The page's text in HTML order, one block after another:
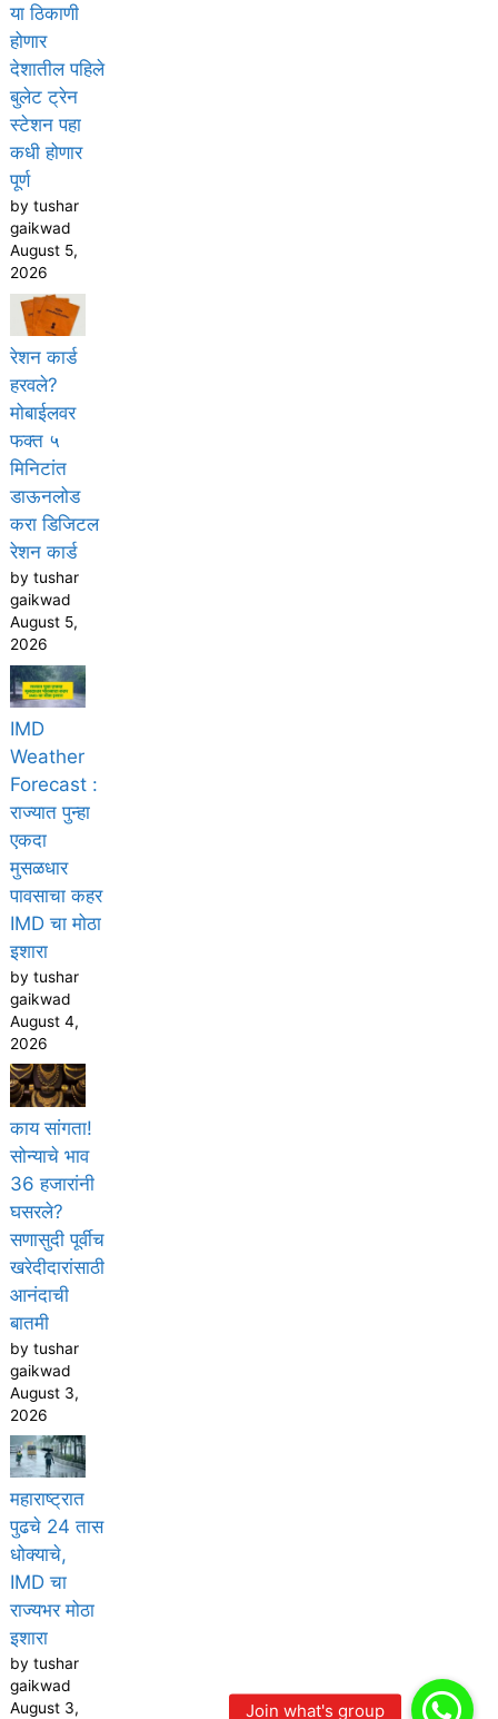
या ठिकाणी
होणार
देशातील पहिले
बुलेट ट्रेन
स्टेशन पहा
कधी होणार
पूर्ण
by tushar
gaikwad
August 5,
2026
रेशन कार्ड
हरवले?
मोबाईलवर
फक्त ५
मिनिटांत
डाऊनलोड
करा डिजिटल
रेशन कार्ड
by tushar
gaikwad
August 5,
2026
IMD
Weather
Forecast :
राज्यात पुन्हा
एकदा
मुसळधार
पावसाचा कहर
IMD चा मोठा
इशारा
by tushar
gaikwad
August 4,
2026
काय सांगता!
सोन्याचे भाव
36 हजारांनी
घसरले?
सणासुदी पूर्वीच
खरेदीदारांसाठी
आनंदाची
बातमी
by tushar
gaikwad
August 3,
2026
महाराष्ट्रात
पुढचे 24 तास
धोक्याचे,
IMD चा
राज्यभर मोठा
इशारा
by tushar
gaikwad
August 3,